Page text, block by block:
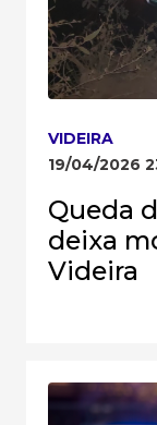
VIDEIRA
19/04/2026
Queda
deixa
Videira